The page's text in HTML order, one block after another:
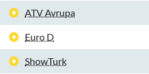
ATV Avrupa
Euro D
ShowTurk